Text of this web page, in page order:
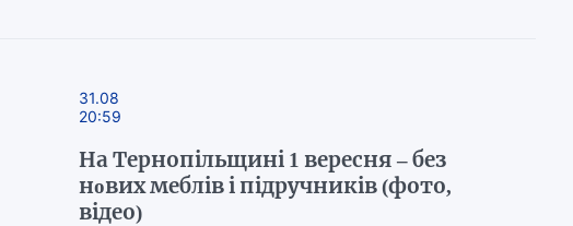
31.08
20:59
На Тернопільщині 1 вересня – без
нoвих меблів і підручників (фото,
відео)